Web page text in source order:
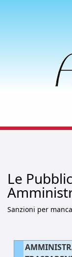
Le
Sanzioni per